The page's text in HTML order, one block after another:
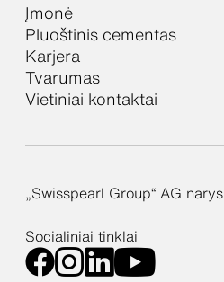
Įmonė
Pluoštinis cementas
Karjera
Tvarumas
Vietiniai kontaktai
„Swisspearl Group“ AG narys
Socialiniai tinklai